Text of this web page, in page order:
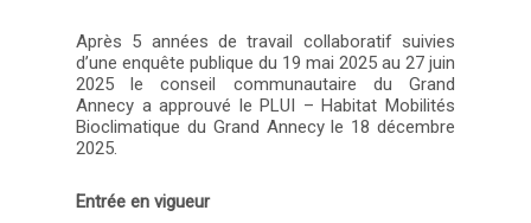
Après 5 années de travail collaboratif suivies
d’une enquête publique du 19 mai 2025 au 27 juin
2025 le conseil communautaire du Grand
Annecy a approuvé le PLUI – Habitat Mobilités
Bioclimatique du Grand Annecy le 18 décembre
2025.
Entrée en vigueur